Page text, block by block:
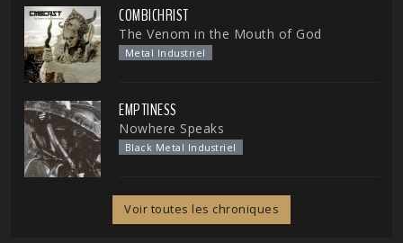
COMBICHRIST
The Venom in the Mouth of God
Metal Industriel
EMPTINESS
Nowhere Speaks
Black Metal Industriel
Voir toutes les chroniques